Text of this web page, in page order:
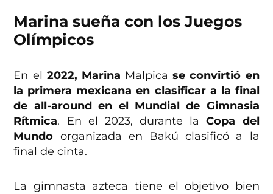
Marina sueña con los Juegos
Olímpicos
En el 2022, Marina Malpica se convirtió en
la primera mexicana en clasificar a la final
de all-around en el Mundial de Gimnasia
Rítmica. En el 2023, durante laCopa del
Mundo organizada en Bakú clasificó a la
final de cinta.
La gimnasta azteca tiene el objetivo bien